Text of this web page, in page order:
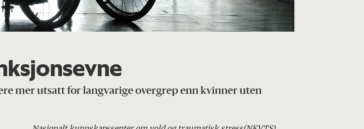
mer utsatt for langvarige overgrep enn kvinner uten